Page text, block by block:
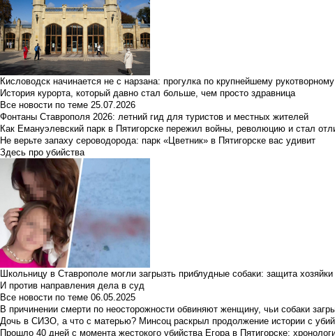
Кисловодск начинается не с нарзана: прогулка по крупнейшему
История курорта, который давно стал больше, чем просто здравница
Все новости по теме 25.07.2026
Фонтаны Ставрополя 2026: летний гид для туристов и местных жителей
Как Емануэлевский парк в Пятигорске пережил войны, революцию и стал
Не верьте запаху сероводорода: парк «Цветник» в Пятигорске вас удивит
Здесь про убийства
Школьницу в Ставрополе могли загрызть приблудные собаки: защита
И против направления дела в суд
Все новости по теме 06.05.2025
В причинении смерти по неосторожности обвиняют женщину, чьи собаки
Дочь в СИЗО, а что с матерью? Минсоц раскрыл продолжение истории с
Прошло 40 дней с момента жестокого убийства Егора в Пятигорске: